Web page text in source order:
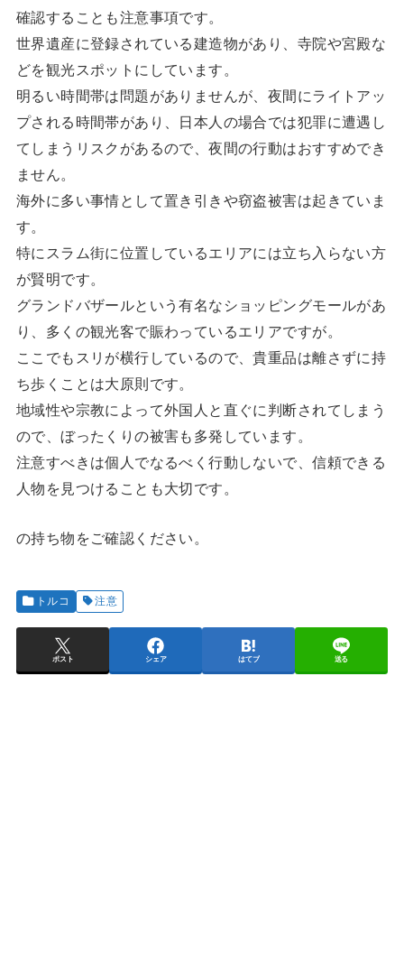
確認することも注意事項です。
世界遺産に登録されている建造物があり、寺院や宮殿な
どを観光スポットにしています。
明るい時間帯は問題がありませんが、夜間にライトアッ
プされる時間帯があり、日本人の場合では犯罪に遭遇し
てしまうリスクがあるので、夜間の行動はおすすめでき
ません。
海外に多い事情として置き引きや窃盗被害は起きていま
す。
特にスラム街に位置しているエリアには立ち入らない方
が賢明です。
グランドバザールという有名なショッピングモールがあ
り、多くの観光客で賑わっているエリアですが。
ここでもスリが横行しているので、貴重品は離さずに持
ち歩くことは大原則です。
地域性や宗教によって外国人と直ぐに判断されてしまう
ので、ぼったくりの被害も多発しています。
注意すべきは個人でなるべく行動しないで、信頼できる
人物を見つけることも大切です。
の持ち物をご確認ください。
トルコ 注意
ポスト シェア はてブ 送る